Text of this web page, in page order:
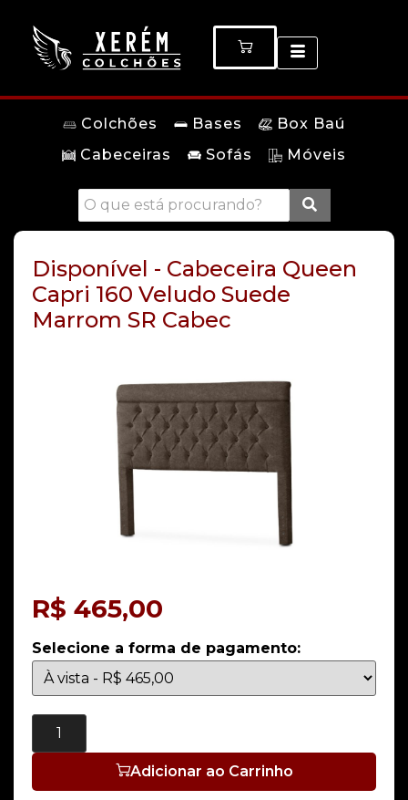
Colchões Bases
Box Baú
Cabeceiras
Sofás Móveis
Disponível - Cabeceira Queen
Capri 160 Veludo Suede
Marrom SR Cabec
R$ 465,00
Selecione a forma de pagamento:
Adicionar ao Carrinho